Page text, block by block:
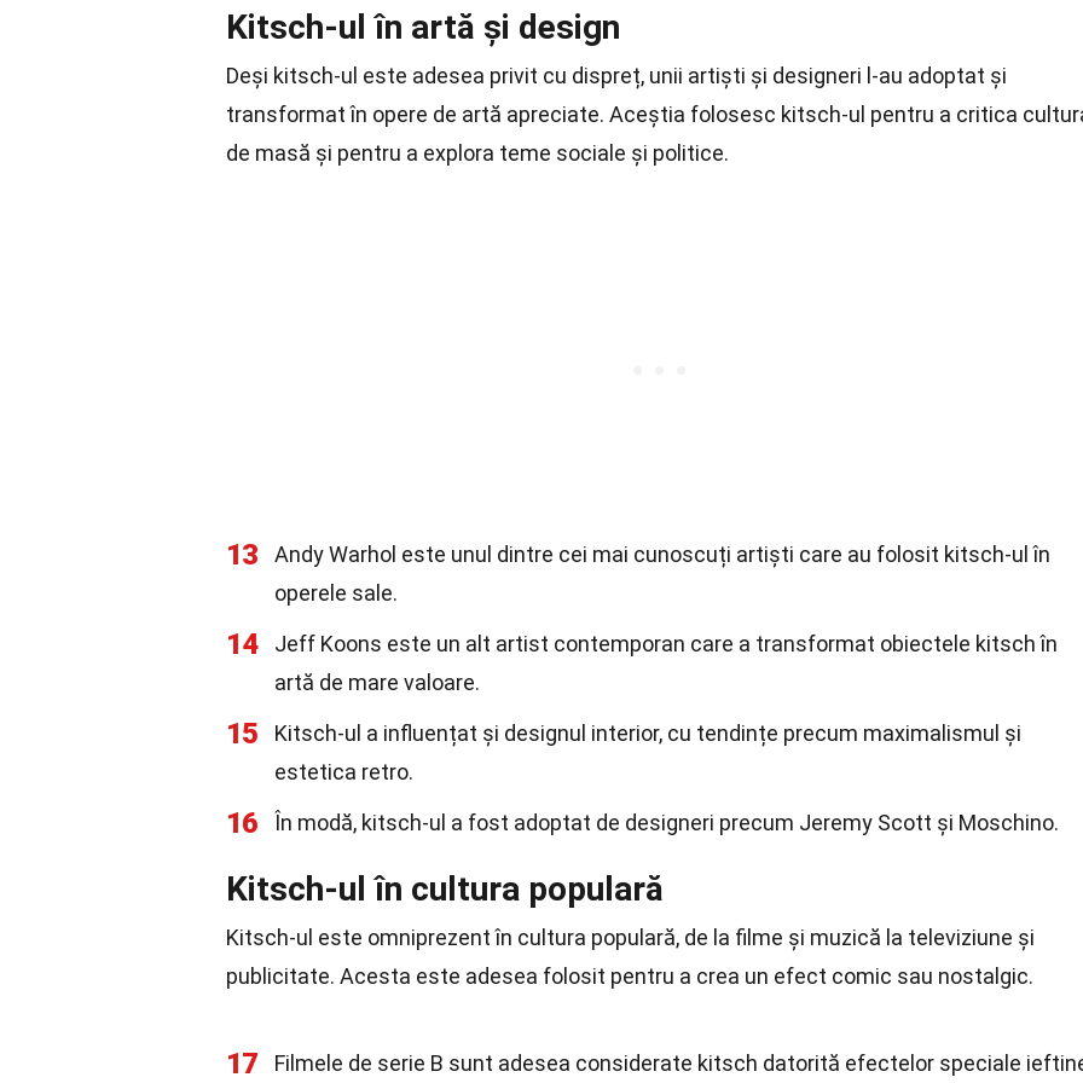
Kitsch-ul în artă și design
Deși kitsch-ul este adesea privit cu dispreț, unii artiști și designeri l-au adoptat și
transformat în opere de artă apreciate. Aceștia folosesc kitsch-ul pentru a critica
de masă și pentru a explora teme sociale și politice.
13
Andy Warhol este unul dintre cei mai cunoscuți artiști care au folosit kitsch-ul în
operele sale.
14
Jeff Koons este un alt artist contemporan care a transformat obiectele kitsch în
artă de mare valoare.
15
Kitsch-ul a influențat și designul interior, cu tendințe precum maximalismul și
estetica retro.
16 În modă, kitsch-ul a fost adoptat de designeri precum Jeremy Scott și Moschino.
Kitsch-ul în cultura populară
Kitsch-ul este omniprezent în cultura populară, de la filme și muzică la televiziune și
publicitate. Acesta este adesea folosit pentru a crea un efect comic sau nostalgic.
17 Filmele de serie B sunt adesea considerate kitsch datorită efectelor speciale